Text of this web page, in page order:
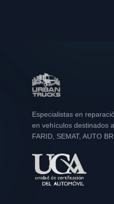
Especialistas en
en vehículos destinados
FARID, SEMAT, AUTO